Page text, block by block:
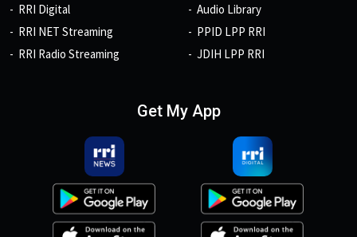
RRI Digital
RRI NET Streaming
RRI Radio Streaming
Audio Library
PPID LPP RRI
JDIH LPP RRI
Get My App